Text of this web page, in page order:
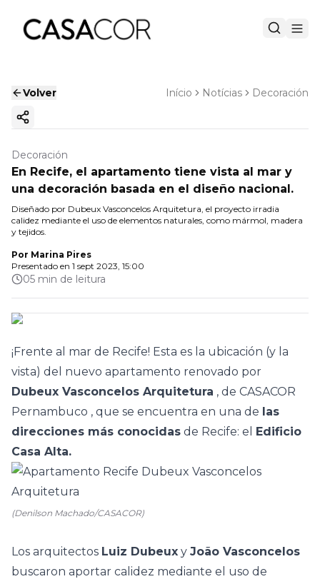
Volver Início Notícias Decoración
Copiar enlace
Decoración
En Recife, el apartamento tiene vista al mar y
una decoración basada en el diseño nacional.
Diseñado por Dubeux Vasconcelos Arquitetura, el proyecto irradia
calidez mediante el uso de elementos naturales, como mármol, madera
y tejidos.
Por Marina Pires
Presentado en 1 sept 2023, 15:00
05 min de leitura
¡Frente al mar de Recife! Esta es la ubicación (y la
vista) del nuevo apartamento renovado por
Dubeux Vasconcelos Arquitetura , de CASACOR
Pernambuco , que se encuentra en una de las
direcciones más conocidas de Recife: el Edificio
Casa Alta.
(Denilson Machado/CASACOR)
Los arquitectos Luiz Dubeux y João Vasconcelos
buscaron aportar calidez mediante el uso de